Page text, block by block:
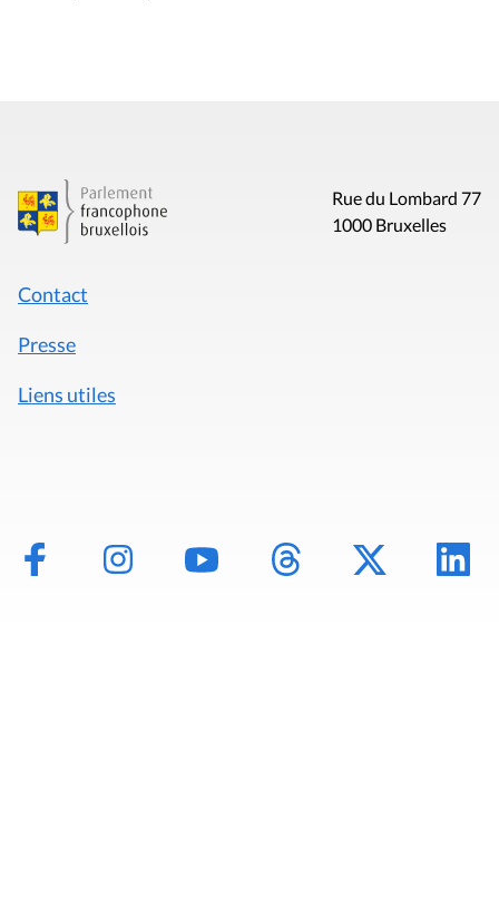
Rue du Lombard 77
1000 Bruxelles
Contact
Presse
Liens utiles